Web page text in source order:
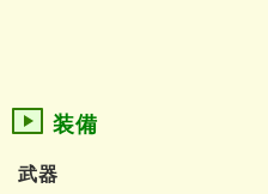
装備
武器